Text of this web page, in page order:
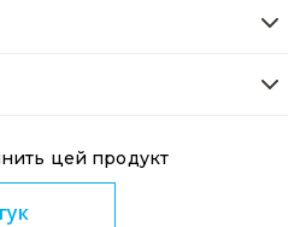
цей продукт